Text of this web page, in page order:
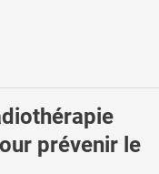
prévenir le